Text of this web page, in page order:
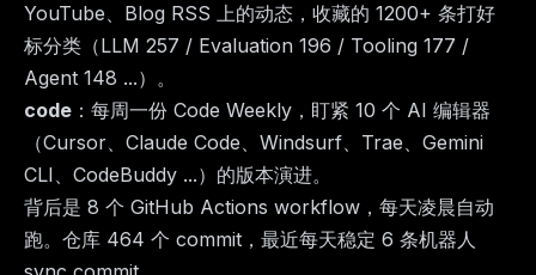
YouTube、Blog RSS 上的动态，收藏的 1200+ 条打好
标分类（LLM 257 / Evaluation 196 / Tooling 177 /
Agent 148 ...）。
code ：每周一份 Code Weekly，盯紧 10 个 AI 编辑器
（Cursor、Claude Code、Windsurf、Trae、Gemini
CLI、CodeBuddy ...）的版本演进。
背后是 8 个 GitHub Actions workflow，每天凌晨自动
跑。仓库 464 个 commit，最近每天稳定 6 条机器人